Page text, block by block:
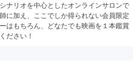
ナリオを中心としたオンラインサロンで
に加え、ここでしか得られない会員限定
はもちろん、どなたでも映画を１本鑑賞
ださい！